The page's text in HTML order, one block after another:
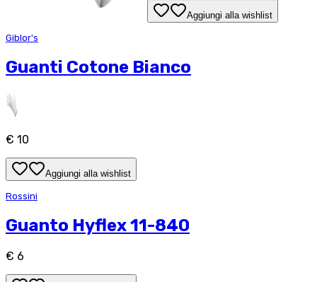
Aggiungi alla wishlist
Giblor's
Guanti Cotone Bianco
€ 10
Aggiungi alla wishlist
Rossini
Guanto Hyflex 11-840
€ 6